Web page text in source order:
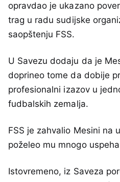
opravdao je ukazano
trag u radu sudijske
saopštenju FSS.
U Savezu dodaju da je
doprineo tome da dobije
profesionalni izazov u
fudbalskih zemalja.
FSS je zahvalio Mesini na
poželeo mu mnogo
Istovremeno, iz Saveza